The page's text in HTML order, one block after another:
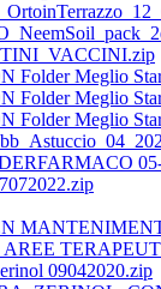
Folder Meglio
Folder Meglio
Folder Meglio
AREE
09042020.zip